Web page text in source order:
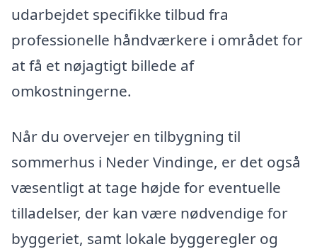
udarbejdet specifikke tilbud fra
professionelle håndværkere i området for
at få et nøjagtigt billede af
omkostningerne.
Når du overvejer en tilbygning til
sommerhus i Neder Vindinge, er det også
væsentligt at tage højde for eventuelle
tilladelser, der kan være nødvendige for
byggeriet, samt lokale byggeregler og